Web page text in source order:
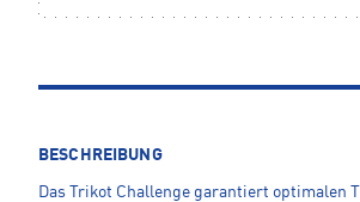
BESCHREIBUNG
Das Trikot Challenge garantiert optimalen